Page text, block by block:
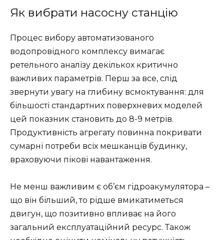
Як вибрати насосну станцію
Процес вибору автоматизованого
водопровідного комплексу вимагає
ретельного аналізу декількох критично
важливих параметрів. Перш за все, слід
звернути увагу на глибину всмоктування: для
більшості стандартних поверхневих моделей
цей показник становить до 8-9 метрів.
Продуктивність агрегату повинна покривати
сумарні потреби всіх мешканців будинку,
враховуючи пікові навантаження.
Не менш важливим є об’єм гідроакумулятора –
що він більший, то рідше вмикатиметься
двигун, що позитивно впливає на його
загальний експлуатаційний ресурс. Також